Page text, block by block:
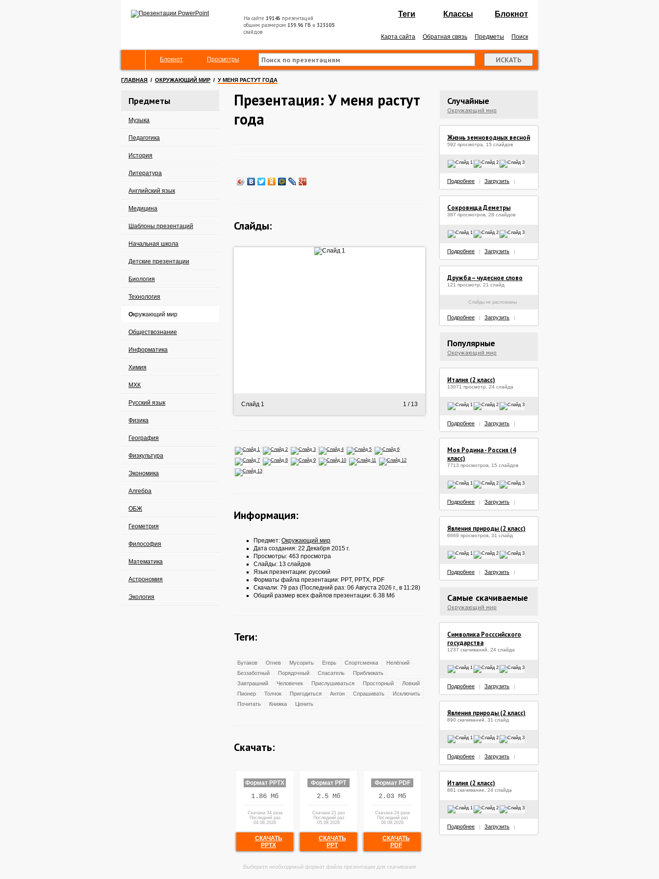
На сайте 19146 презентаций
общим размером 139.96 Гб и 323105
слайдов
Теги Классы Блокнот
Карта сайта Обратная связь Предметы Поиск
Блокнот Просмотры
ГЛАВНАЯ / ОКРУЖАЮЩИЙ МИР / У МЕНЯ РАСТУТ ГОДА
Предметы
Музыка
Педагогика
История
Литература
Английский язык
Медицина
Шаблоны презентаций
Начальная школа
Детские презентации
Биология
Технология
Окружающий мир
Обществознание
Информатика
Химия
МХК
Русский язык
Физика
География
Физкультура
Экономика
Алгебра
ОБЖ
Геометрия
Философия
Математика
Астрономия
Экология
Презентация: У меня растут
года
Слайды:
Слайд 1 1 / 13
Информация:
Предмет: Окружающий мир
Дата создания: 22 Декабря 2015 г.
Просмотры: 463 просмотра
Слайды: 13 слайдов
Язык презентации: русский
Форматы файла презентации: PPT, PPTX, PDF
Скачали: 79 раз (Последний раз: 06 Августа 2026 г., в 11:28)
Общий размер всех файлов презентации: 6.38 Мб
Теги:
Бутаков Огнев Мусорить Егерь Спортсменка
Нелёгкий
Беззаботный
Порядочный Спасатель
Приближать
Завтрашний
Человечек Прислушиваться Просторный
Ловкий
Пионер
Толчок Пригодиться Антон Спрашивать
Исключить
Почитать
Книжка Ценить
Скачать:
Формат PPTX
1.86 Мб
Скачана 34 раза
Последний раз
04.08.2026
СКАЧАТЬ
PPTX
Формат PPT
2.5 Мб
Скачана 21 раз
Последний раз
05.08.2026
СКАЧАТЬ
PPT
Формат PDF
2.03 Мб
Скачана 24 раза
Последний раз
06.08.2026
СКАЧАТЬ
PDF
Выберите необходимый формат файла презентации для скачивания
Случайные
Окружающий мир
Жизнь земноводных весной
592 просмотра, 15 слайдов
Подробнее Загрузить
Сокровища Деметры
387 просмотров, 28 слайдов
Подробнее Загрузить
Дружба – чудесное слово
121 просмотр, 21 слайд
Слайды не распознаны
Подробнее Загрузить
Популярные
Окружающий мир
Италия (2 класс)
13071 просмотр, 24 слайда
Подробнее Загрузить
Моя Родина - Россия (4
класс)
7713 просмотров, 15 слайдов
Подробнее Загрузить
Явления природы (2 класс)
6669 просмотров, 31 слайд
Подробнее Загрузить
Самые скачиваемые
Окружающий мир
Символика Росссийского
государства
1237 скачиваний, 24 слайда
Подробнее Загрузить
Явления природы (2 класс)
890 скачиваний, 31 слайд
Подробнее Загрузить
Италия (2 класс)
881 скачивание, 24 слайда
Подробнее Загрузить